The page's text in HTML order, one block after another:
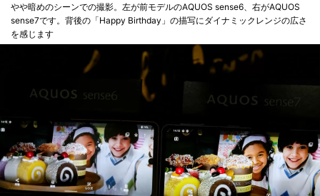
やや暗めのシーンでの撮影。左が前モデルのAQUOS sense6、右がAQUOS
sense7です。背後の「Happy Birthday」の描写にダイナミックレンジの広さ
を感じます